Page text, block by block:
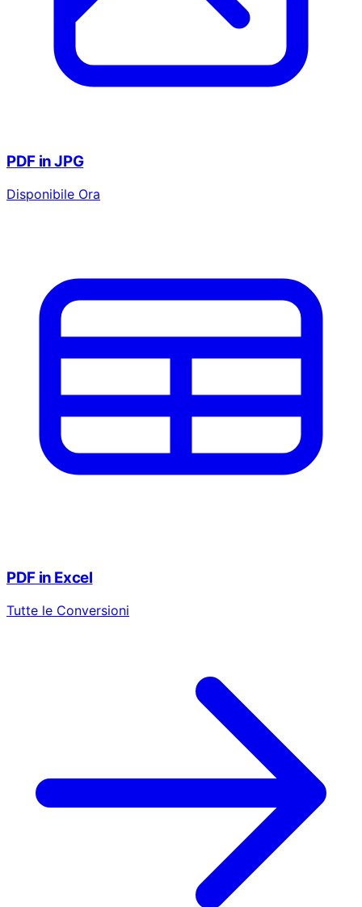
PDF in JPG
Disponibile Ora
PDF in Excel
Tutte le Conversioni